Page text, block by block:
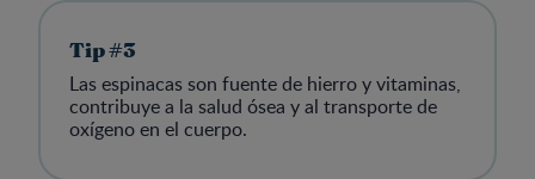
Tip #3
Las espinacas son fuente de hierro y vitaminas,
contribuye a la salud ósea y al transporte de
oxígeno en el cuerpo.